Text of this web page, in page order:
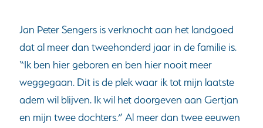
Jan Peter Sengers is verknocht aan het landgoed
dat al meer dan tweehonderd jaar in de familie is.
“Ik ben hier geboren en ben hier nooit meer
weggegaan. Dit is de plek waar ik tot mijn laatste
adem wil blijven. Ik wil het doorgeven aan Gertjan
en mijn twee dochters.” Al meer dan twee eeuwen